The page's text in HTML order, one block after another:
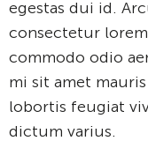
egestas dui id.
consectetur
commodo odio
mi sit amet
lobortis feugiat
dictum varius.